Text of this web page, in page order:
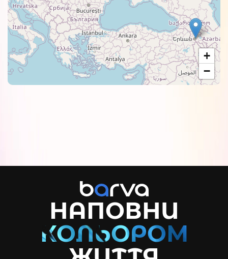
+
−
НАПОВНИ